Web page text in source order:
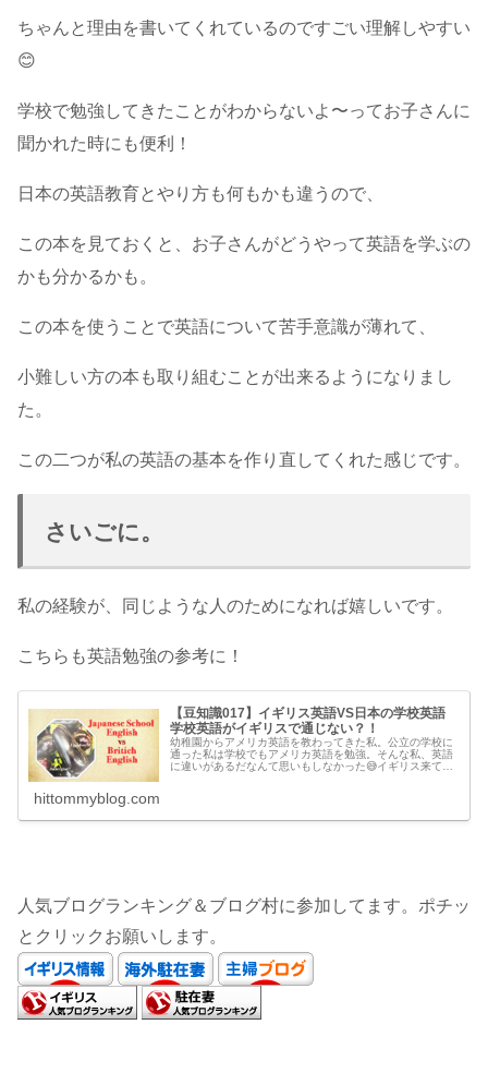
ちゃんと理由を書いてくれているのですごい理解しやすい
😊
学校で勉強してきたことがわからないよ〜ってお子さんに
聞かれた時にも便利！
日本の英語教育とやり方も何もかも違うので、
この本を見ておくと、お子さんがどうやって英語を学ぶの
かも分かるかも。
この本を使うことで英語について苦手意識が薄れて、
小難しい方の本も取り組むことが出来るようになりまし
た。
この二つが私の英語の基本を作り直してくれた感じです。
さいごに。
私の経験が、同じような人のためになれば嬉しいです。
こちらも英語勉強の参考に！
【豆知識017】イギリス英語VS日本の学校英語
学校英語がイギリスで通じない？！
幼稚園からアメリカ英語を教わってきた私。公立の学校に
通った私は学校でもアメリカ英語を勉強。そんな私、英語
に違いがあるだなんて思いもしなかった😅イギリス来て知
hittommyblog.com
人気ブログランキング＆ブログ村に参加してます。ポチッ
とクリックお願いします。